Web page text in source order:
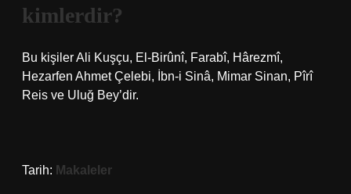
kimlerdir?
Bu kişiler Ali Kuşçu, El-Birûnî, Farabî, Hârezmî,
Hezarfen Ahmet Çelebi, İbn-i Sinâ, Mimar Sinan, Pîrî
Reis ve Uluğ Bey’dir.
Tarih: Makaleler